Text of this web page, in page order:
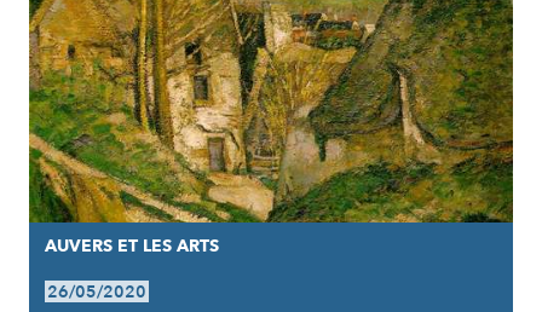
AUVERS ET LES ARTS
26/05/2020